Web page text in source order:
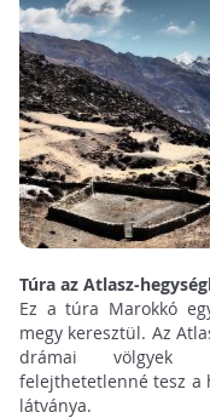
Túra az Atlasz-
Ez a túra Marokkó
megy keresztül. Az
drámai völgyek
felejthetetlenné tesz a
látványa.